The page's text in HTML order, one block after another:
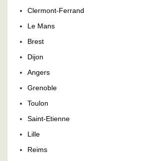
Clermont-Ferrand
Le Mans
Brest
Dijon
Angers
Grenoble
Toulon
Saint-Etienne
Lille
Reims